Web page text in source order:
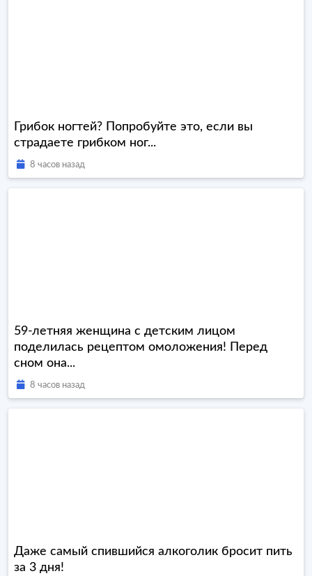
Грибок ногтей? Попробуйте это, если вы
страдаете грибком ног...
8 часов назад
59-летняя женщина с детским лицом
поделилась рецептом омоложения! Перед
сном она...
8 часов назад
Даже самый спившийся алкоголик бросит пить
за 3 дня!